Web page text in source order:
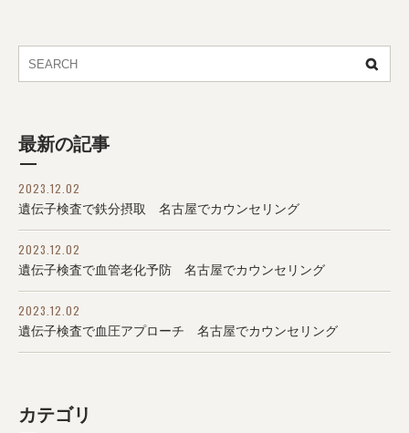
最新の記事
2023.12.02
遺伝子検査で鉄分摂取 名古屋でカウンセリング
2023.12.02
遺伝子検査で血管老化予防 名古屋でカウンセリング
2023.12.02
遺伝子検査で血圧アプローチ 名古屋でカウンセリング
カテゴリ